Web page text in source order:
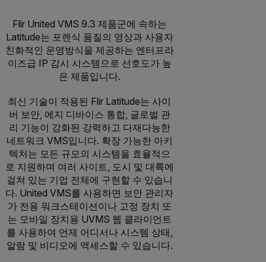
Flir United VMS 9.3 제품군에 속하는
Latitude는 포렌식 품질의 영상과 사용자
친화적인 운영방식을 제공하는 엔터프라
이즈급 IP 감시 시스템으로 선호도가 높
은 제품입니다.
최신 기술이 적용된 Flir Latitude는 사이
버 보안, 에지 디바이스 통합, 글로벌 관
리 기능이 강화된 강력하고 다재다능한
네트워크 VMS입니다. 확장 가능한 아키
텍처는 모든 규모의 시스템을 효율적으
로 지원하며 여러 사이트, 도시 및 대륙에
걸쳐 있는 기업 전체에 구현할 수 있습니
다. United VMS를 사용하면 보안 관리자
가 전용 워크스테이션이나 고정 장치 또
는 모바일 장치용 UVMS 웹 클라이언트
를 사용하여 언제 어디서나 시스템 상태,
알람 및 비디오에 액세스할 수 있습니다.